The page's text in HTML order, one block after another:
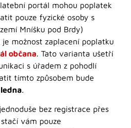
portál mohou poplatek
pouze fyzické osoby s
Mníšku pod Brdy)
je možnost zaplacení poplatku
občana. Tato varianta ušetří
s úřadem z pohodlí
tímto způsobem bude
.
bez registrace přes
stačí vám pouze